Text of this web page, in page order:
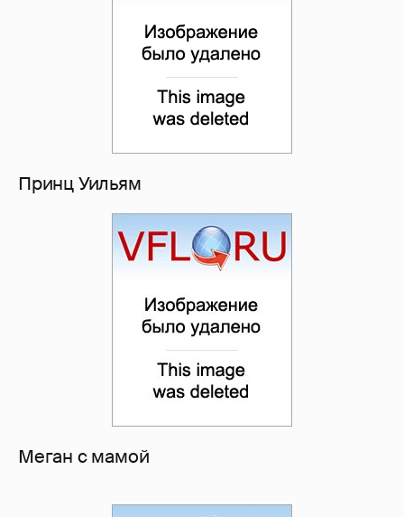
Принц Уильям
Меган с мамой